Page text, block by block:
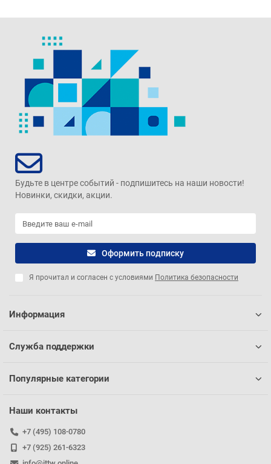
Будьте в центре событий - подпишитесь на наши новости!
Новинки, скидки, акции.
Оформить подписку
Я прочитал и согласен с условиями Политика безопасности
Информация
Служба поддержки
Популярные категории
Наши контакты
+7 (495) 108-0780
+7 (925) 261-6323